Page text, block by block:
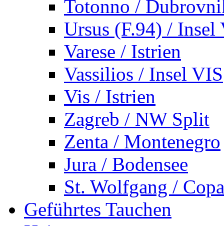
Totonno /
Ursus (F.94) / Insel
Varese / Istrien
Vassilios / Insel VIS
Vis / Istrien
Zagreb / NW Split
Zenta / Montenegro
Jura / Bodensee
St. Wolfgang /
Geführtes Tauchen